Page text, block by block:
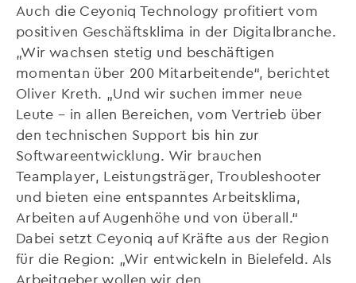
Auch die Ceyoniq Technology profitiert vom
positiven Geschäftsklima in der Digitalbranche.
„Wir wachsen stetig und beschäftigen
momentan über 200 Mitarbeitende“, berichtet
Oliver Kreth. „Und wir suchen immer neue
Leute – in allen Bereichen, vom Vertrieb über
den technischen Support bis hin zur
Softwareentwicklung. Wir brauchen
Teamplayer, Leistungsträger, Troubleshooter
und bieten eine entspanntes Arbeitsklima,
Arbeiten auf Augenhöhe und von überall.“
Dabei setzt Ceyoniq auf Kräfte aus der Region
für die Region: „Wir entwickeln in Bielefeld. Als
Arbeitgeber wollen wir den